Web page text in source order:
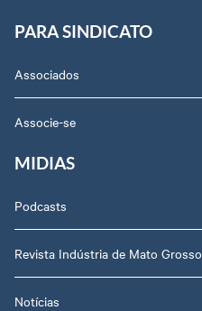
PARA SINDICATO
Associados
Associe-se
MIDIAS
Podcasts
Revista Indústria de Mato Grosso
Notícias